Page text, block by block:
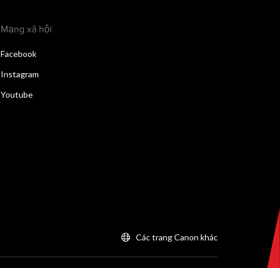
Mạng xã hội
Facebook
Instagram
Youtube
Các trang Canon khác